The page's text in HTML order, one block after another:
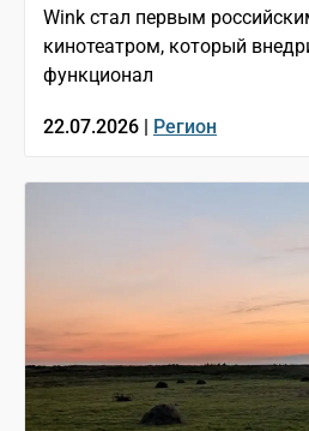
Wink стал первым
кинотеатром, который
функционал
22.07.2026 | Регион